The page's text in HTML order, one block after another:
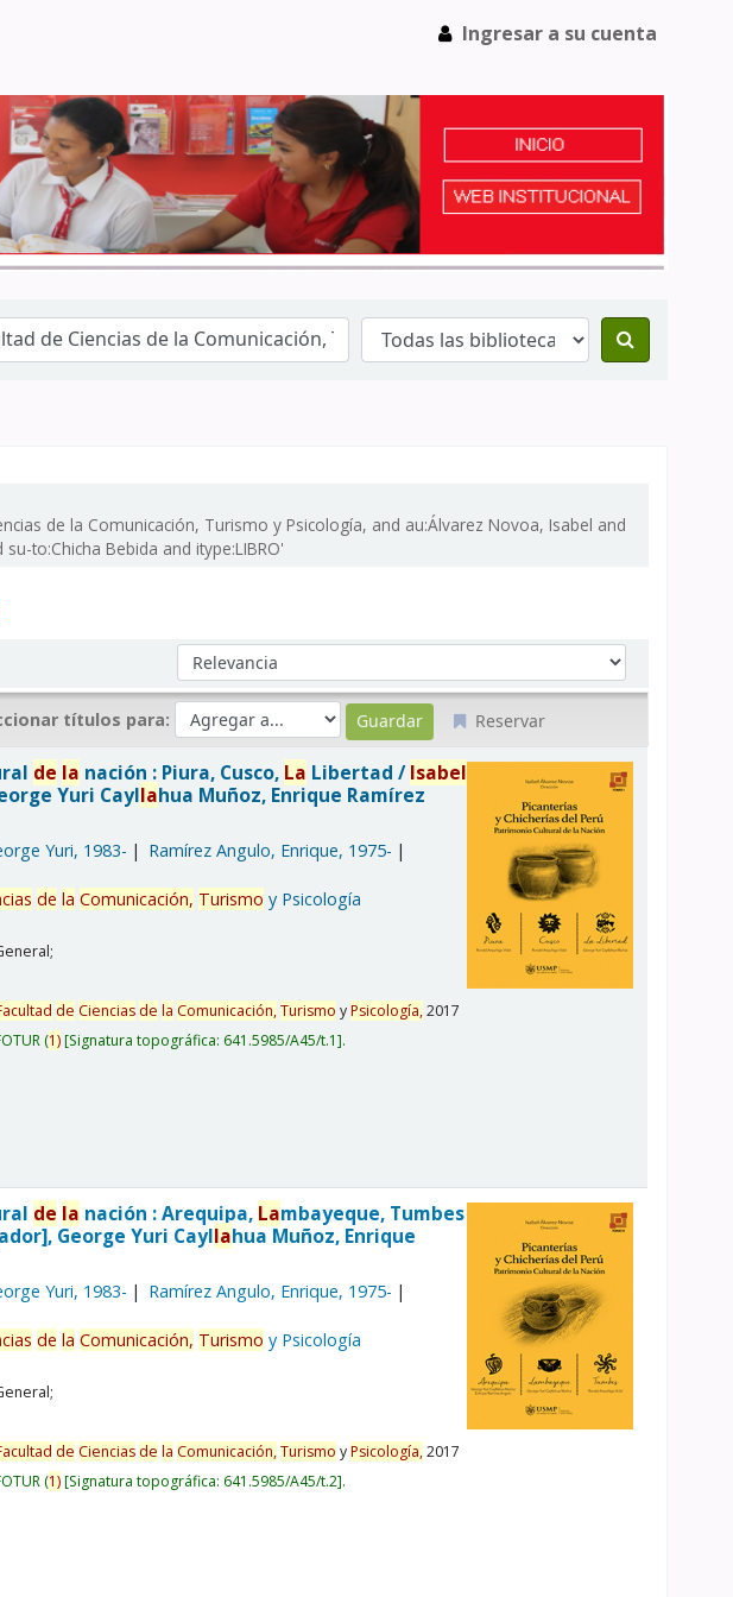
Ingresar a su cuenta
de la Comunicación, Turismo y Psicología, and au:Álvarez Novoa, Isabel and
to:Chicha Bebida and itype:LIBRO'
Ordenar por:
títulos para: Reservar
de la nación : Piura, Cusco, La Libertad /Isabel
Yuri Cayllahua Muñoz, Enrique Ramírez
Yuri, 1983- Ramírez Angulo, Enrique, 1975-
de la Comunicación, Turismo y Psicología
de Ciencias de la Comunicación,Turismo yPsicología,2017
(1) Signatura topográfica: 641.5985/A45/t.1 .
de la nación : Arequipa, Lambayeque, Tumbes
George Yuri Cayllahua Muñoz, Enrique
Yuri, 1983- Ramírez Angulo, Enrique, 1975-
de la Comunicación, Turismo y Psicología
de Ciencias de la Comunicación,Turismo yPsicología,2017
(1) Signatura topográfica: 641.5985/A45/t.2 .